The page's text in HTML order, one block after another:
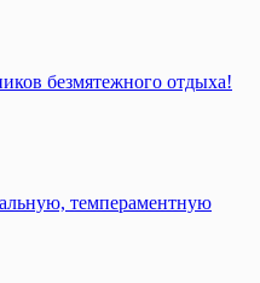
безмятежного отдыха!
темпераментную